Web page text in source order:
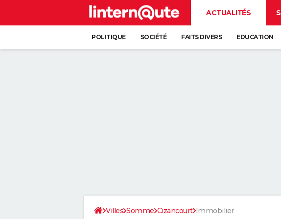
ACTUALITÉS
POLITIQUE SOCIÉTÉ FAITS DIVERS EDUCATION
Villes Somme Cizancourt Immobilier